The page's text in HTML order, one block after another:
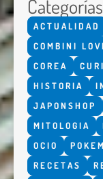
Categorías
ACTUALIDAD
COMBINI
COREA
HISTORIA
JAPONSHOP
MITOLOGIA
OCIO
RECETAS